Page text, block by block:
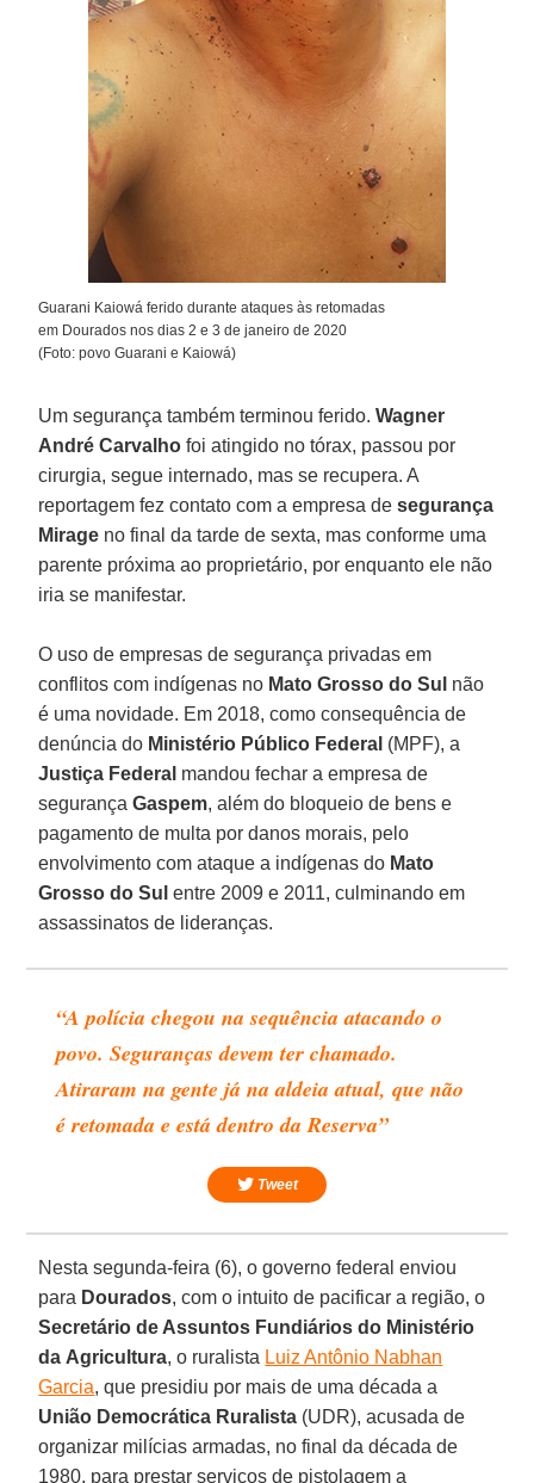
Guarani Kaiowá ferido durante ataques às retomadas
em Dourados nos dias 2 e 3 de janeiro de 2020
(Foto: povo Guarani e Kaiowá)
Um segurança também terminou ferido.Wagner
André Carvalho foi atingido no tórax, passou por
cirurgia, segue internado, mas se recupera. A
reportagem fez contato com a empresa desegurança
Mirage no final da tarde de sexta, mas conforme uma
parente próxima ao proprietário, por enquanto ele não
iria se manifestar.
O uso de empresas de segurança privadas em
conflitos com indígenas no Mato Grosso do Sul não
é uma novidade. Em 2018, como consequência de
denúncia do Ministério Público Federal (MPF), a
Justiça Federal mandou fechar a empresa de
segurançaGaspem, além do bloqueio de bens e
pagamento de multa por danos morais, pelo
envolvimento com ataque a indígenas do Mato
Grosso do Sul entre 2009 e 2011, culminando em
assassinatos de lideranças.
“A polícia chegou na sequência atacando o
povo. Seguranças devem ter chamado.
Atiraram na gente já na aldeia atual, que não
é retomada e está dentro da Reserva”
Tweet
Nesta segunda-feira (6), o governo federal enviou
para Dourados, com o intuito de pacificar a região, o
Secretário de Assuntos Fundiários do Ministério
da Agricultura, o ruralista Luiz Antônio Nabhan
Garcia, que presidiu por mais de uma década a
União Democrática Ruralista (UDR), acusada de
organizar milícias armadas, no final da década de
1980, para prestar serviços de pistolagem a